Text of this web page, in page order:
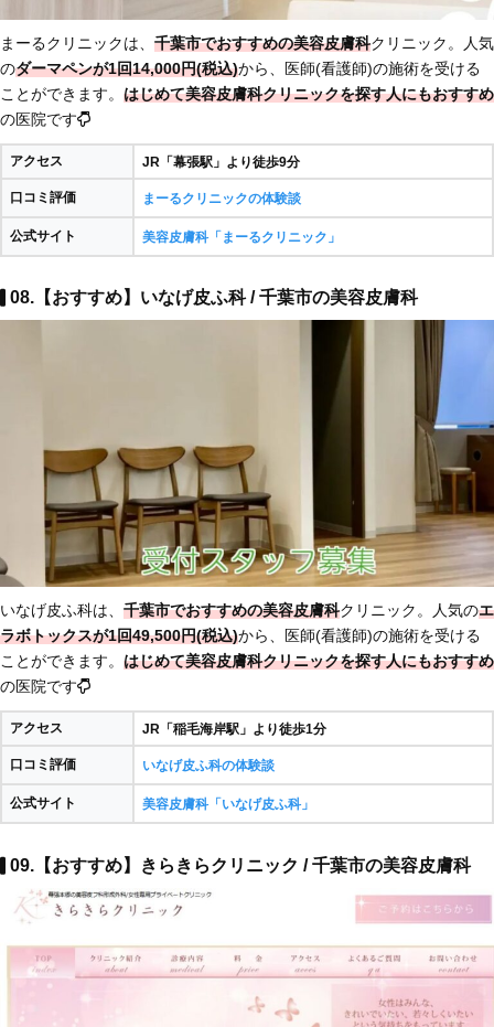
まーるクリニックは、 千葉市でおすすめの美容皮膚科クリニック。人気
のダーマペンが1回14,000円(税込)から、医師(看護師)の施術を受ける
ことができます。 はじめて美容皮膚科クリニックを探す人にもおすすめ
の医院です
アクセス JR「幕張駅」より徒歩9分
口コミ評価 まーるクリニックの体験談
公式サイト 美容皮膚科「まーるクリニック」
08.【おすすめ】いなげ皮ふ科 / 千葉市の美容皮膚科
いなげ皮ふ科は、 千葉市でおすすめの美容皮膚科クリニック。人気のエ
ラボトックスが1回49,500円(税込)から、医師(看護師)の施術を受ける
ことができます。 はじめて美容皮膚科クリニックを探す人にもおすすめ
の医院です
アクセス JR「稲毛海岸駅」より徒歩1分
口コミ評価 いなげ皮ふ科の体験談
公式サイト 美容皮膚科「いなげ皮ふ科」
09.【おすすめ】きらきらクリニック / 千葉市の美容皮膚科